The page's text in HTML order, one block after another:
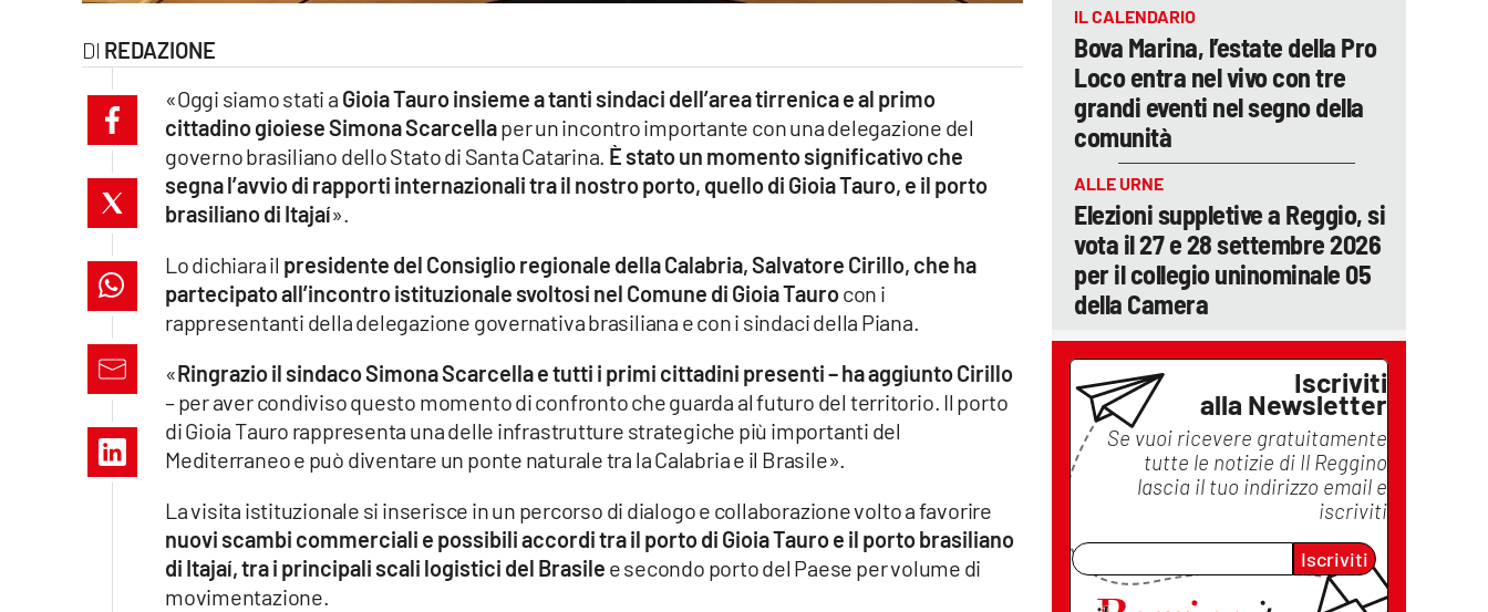
ilvibonese.it
catanzarochannel.it
lacapitalenews.it
Vai
REDAZIONE
«Oggi siamo stati a Gioia Tauro insieme a tanti sindaci dell’area tirrenica e al primo
cittadino gioiese Simona Scarcellaper un incontro importante con una delegazione del
governo brasiliano dello Stato di Santa Catarina. È stato un momento significativo che
segna l’avvio di rapporti internazionali tra il nostro porto, quello di Gioia Tauro, e il porto
brasiliano di Itajaí».
Lo dichiara il presidente del Consiglio regionale della Calabria, Salvatore Cirillo, che ha
partecipato all’incontro istituzionale svoltosi nel Comune di Gioia Taurocon i
rappresentanti della delegazione governativa brasiliana e con i sindaci della Piana.
«Ringrazio il sindaco Simona Scarcella e tutti i primi cittadini presenti – ha aggiunto Cirillo
– per aver condiviso questo momento di confronto che guarda al futuro del territorio. Il porto
di Gioia Tauro rappresenta una delle infrastrutture strategiche più importanti del
Mediterraneo e può diventare un ponte naturale tra la Calabria e il Brasile».
La visita istituzionale si inserisce in un percorso di dialogo e collaborazione volto a favorire
nuovi scambi commerciali e possibili accordi tra il porto di Gioia Tauro e il porto brasiliano
di Itajaí, tra i principali scali logistici del Brasile e secondo porto del Paese per volume di
movimentazione.
IL CALENDARIO
Bova Marina, l’estate della Pro
Loco entra nel vivo con tre
grandi eventi nel segno della
comunità
ALLE URNE
Elezioni suppletive a Reggio, si
vota il 27 e 28 settembre 2026
per il collegio uninominale 05
della Camera
Iscriviti
alla Newsletter
Se vuoi ricevere gratuitamente
tutte le notizie di Il Reggino
lascia il tuo indirizzo email e
iscriviti
Iscriviti